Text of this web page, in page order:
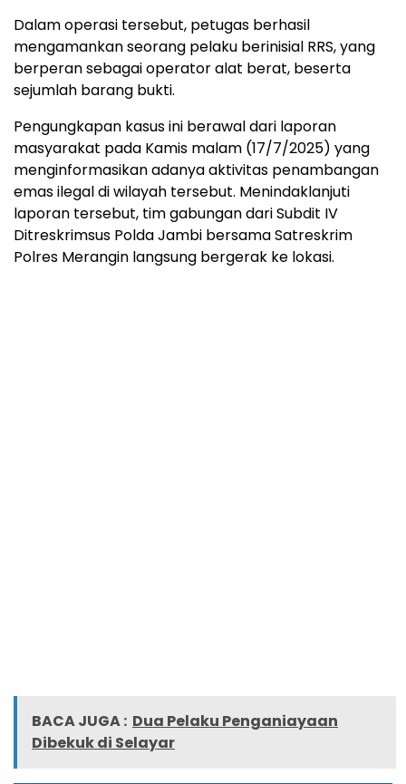
Dalam operasi tersebut, petugas berhasil
mengamankan seorang pelaku berinisial RRS, yang
berperan sebagai operator alat berat, beserta
sejumlah barang bukti.
Pengungkapan kasus ini berawal dari laporan
masyarakat pada Kamis malam (17/7/2025) yang
menginformasikan adanya aktivitas penambangan
emas ilegal di wilayah tersebut. Menindaklanjuti
laporan tersebut, tim gabungan dari Subdit IV
Ditreskrimsus Polda Jambi bersama Satreskrim
Polres Merangin langsung bergerak ke lokasi.
BACA JUGA : Dua Pelaku Penganiayaan
Dibekuk di Selayar